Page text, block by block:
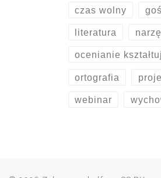
czas wolny
literatura
ocenianie
ortografia
webinar